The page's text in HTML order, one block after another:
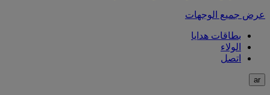
عرض جميع الوجهات
بطاقات هدايا
الولاء
اتصل
ar